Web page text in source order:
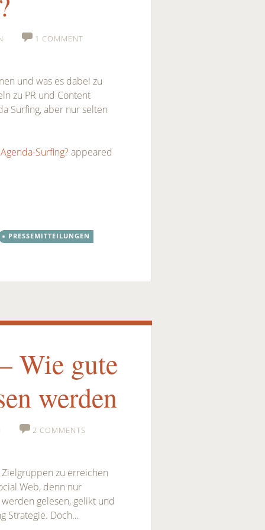
1 COMMENT
und was es dabei zu
zu PR und Content
Surfing, aber nur selten
Surfing? appeared
PRESSEMITTEILUNGEN
Wie gute
werden
2 COMMENTS
zu erreichen
Web, denn nur
gelesen, gelikt und
Strategie. Doch…